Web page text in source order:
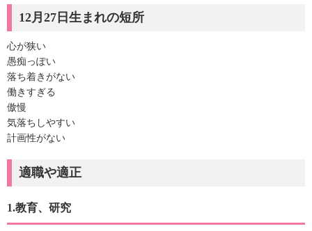
12月27日生まれの短所
心が狭い
愚痴っぽい
落ち着きがない
働きすぎる
傲慢
気落ちしやすい
計画性がない
適職や適正
1.教育、研究